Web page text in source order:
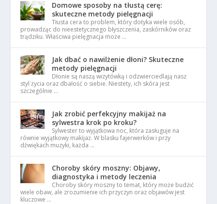
Domowe sposoby na tłustą cerę:
skuteczne metody pielęgnacji
Tłusta cera to problem, który dotyka wiele osób,
prowadząc do nieestetycznego błyszczenia, zaskórników oraz
trądziku. Właściwa pielęgnacja może …
Jak dbać o nawilżenie dłoni? Skuteczne
metody pielęgnacji
Dłonie są naszą wizytówką i odzwierciedlają nasz
styl życia oraz dbałość o siebie. Niestety, ich skóra jest
szczególnie …
Jak zrobić perfekcyjny makijaż na
sylwestra krok po kroku?
Sylwester to wyjątkowa noc, która zasługuje na
równie wyjątkowy makijaż. W blasku fajerwerków i przy
dźwiękach muzyki, każda …
Choroby skóry moszny: Objawy,
diagnostyka i metody leczenia
Choroby skóry moszny to temat, który może budzić
wiele obaw, ale zrozumienie ich przyczyn oraz objawów jest
kluczowe …